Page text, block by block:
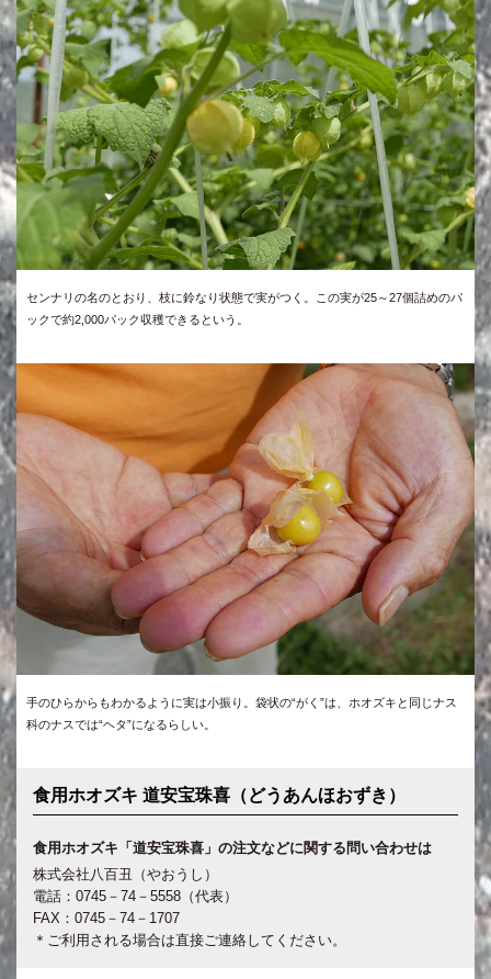
センナリの名のとおり、枝に鈴なり状態で実がつく。この実が25～27個詰めのパ
ックで約2,000パック収穫できるという。
手のひらからもわかるように実は小振り。袋状の“がく”は、ホオズキと同じナス
科のナスでは“ヘタ”になるらしい。
食用ホオズキ 道安宝珠喜（どうあんほおずき）
食用ホオズキ「道安宝珠喜」の注文などに関する問い合わせは
株式会社八百丑（やおうし）
電話：0745－74－5558（代表）
FAX：0745－74－1707
＊ご利用される場合は直接ご連絡してください。